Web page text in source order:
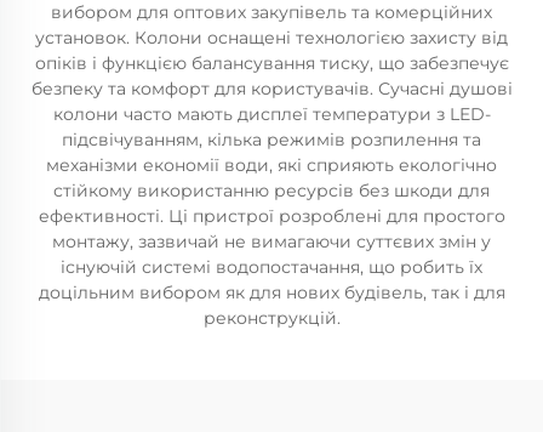
вибором для оптових закупівель та комерційних
установок. Колони оснащені технологією захисту від
опіків і функцією балансування тиску, що забезпечує
безпеку та комфорт для користувачів. Сучасні душові
колони часто мають дисплеї температури з LED-
підсвічуванням, кілька режимів розпилення та
механізми економії води, які сприяють екологічно
стійкому використанню ресурсів без шкоди для
ефективності. Ці пристрої розроблені для простого
монтажу, зазвичай не вимагаючи суттєвих змін у
існуючій системі водопостачання, що робить їх
доцільним вибором як для нових будівель, так і для
реконструкцій.